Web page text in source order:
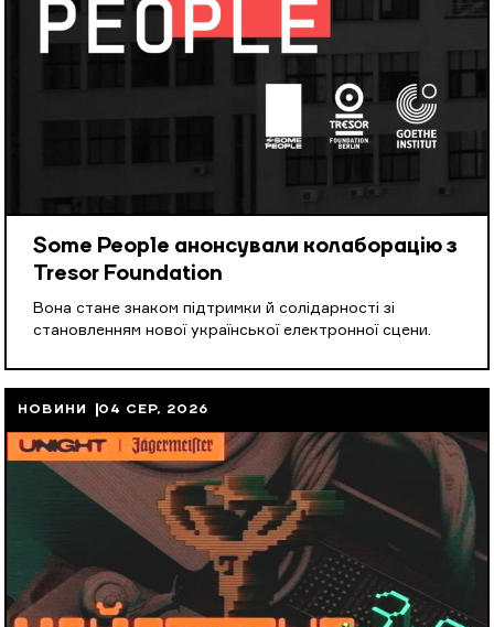
Some People анонсували колаборацію з
Tresor Foundation
Вона стане знаком підтримки й солідарності зі
становленням нової української електронної сцени.
НОВИНИ 04 СЕР, 2026